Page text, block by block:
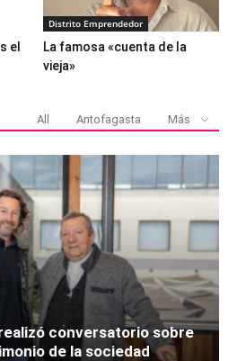
el
Distrito Emprendedor
La famosa «cuenta de la
vieja»
All Antofagasta Más
conversatorio sobre
de la sociedad